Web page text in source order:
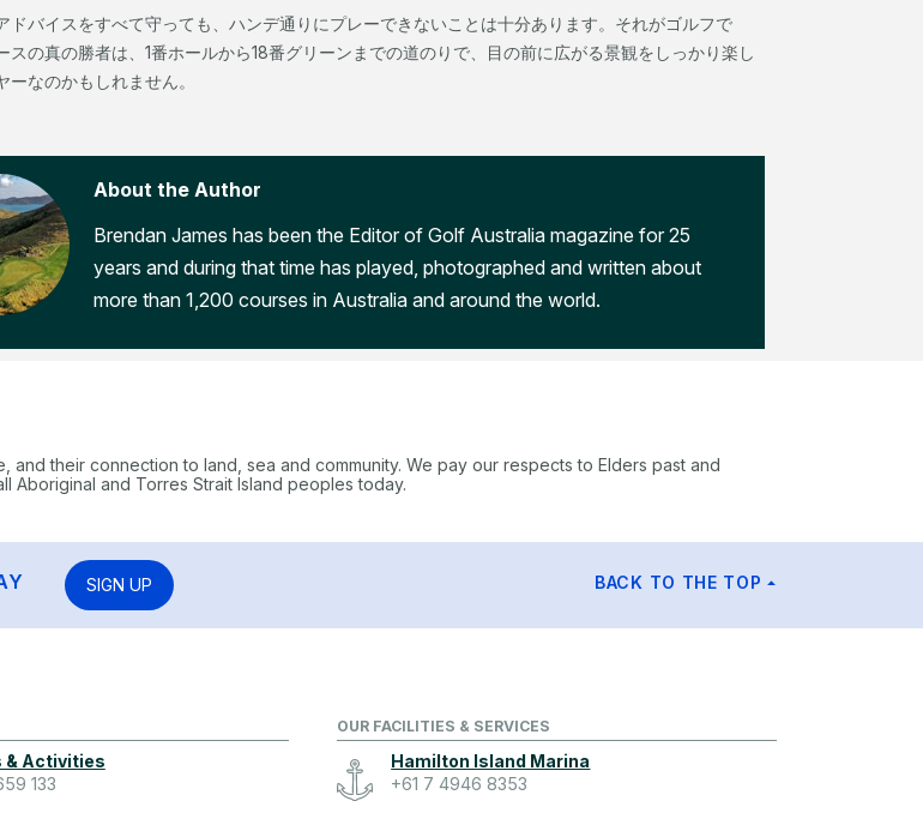
ドバイスをすべて守っても、ハンデ通りにプレーできないことは十分あります。それがゴルフで
スの真の勝者は、1番ホールから18番グリーンまでの道のりで、目の前に広がる景観をしっかり楽し
ーなのかもしれません。
About the Author
Brendan James has been the Editor of Golf Australia magazine for 25
years and during that time has played, photographed and written about
more than 1,200 courses in Australia and around the world.
their connection to land, sea and community. We pay our respects to Elders past and
and Torres Strait Island peoples today.
SIGN UP BACK TO THE TOP
& Activities
133
OUR FACILITIES & SERVICES
Hamilton Island Marina
+61 7 4946 8353